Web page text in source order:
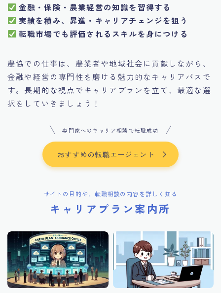
金融・保険・農業経営の知識を習得する
実績を積み、昇進・キャリアチェンジを狙う
転職市場でも評価されるスキルを身につける
農協での仕事は、農業者や地域社会に貢献しながら、
金融や経営の専門性を磨ける魅力的なキャリアパスで
す。長期的な視点でキャリアプランを立て、最適な選
択をしていきましょう！
専門家へのキャリア相談で転職成功
おすすめの転職エージェント
サイトの目的や、転職相談の内容を詳しく知る
キャリアプラン案内所